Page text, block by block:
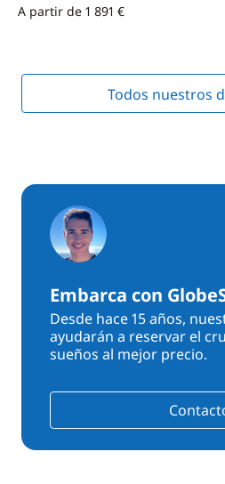
A partir de 1 891 €
Todos nuestros
Embarca con
Desde hace 15 años,
ayudarán a reservar el
sueños al mejor precio.